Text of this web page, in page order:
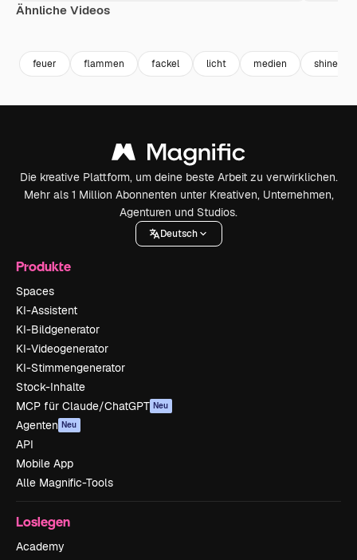
Ähnliche Videos
feuer flammen fackel licht medien shine
Die kreative Plattform, um deine beste Arbeit zu verwirklichen.
Mehr als 1 Million Abonnenten unter Kreativen, Unternehmen,
Agenturen und Studios.
Deutsch
Produkte
Spaces
KI-Assistent
KI-Bildgenerator
KI-Videogenerator
KI-Stimmengenerator
Stock-Inhalte
MCP für Claude/ChatGPT Neu
Agenten Neu
API
Mobile App
Alle Magnific-Tools
Loslegen
Academy